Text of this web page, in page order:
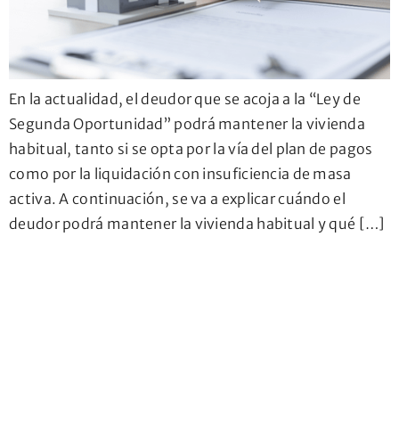
En la actualidad, el deudor que se acoja a la “Ley de
Segunda Oportunidad” podrá mantener la vivienda
habitual, tanto si se opta por la vía del plan de pagos
como por la liquidación con insuficiencia de masa
activa. A continuación, se va a explicar cuándo el
deudor podrá mantener la vivienda habitual y qué […]